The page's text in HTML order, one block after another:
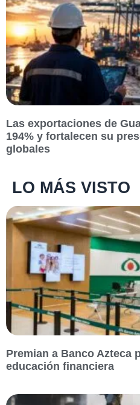
Las exportaciones de
194% y fortalecen su
globales
LO MÁS VISTO
Premian a Banco Azteca
educación financiera